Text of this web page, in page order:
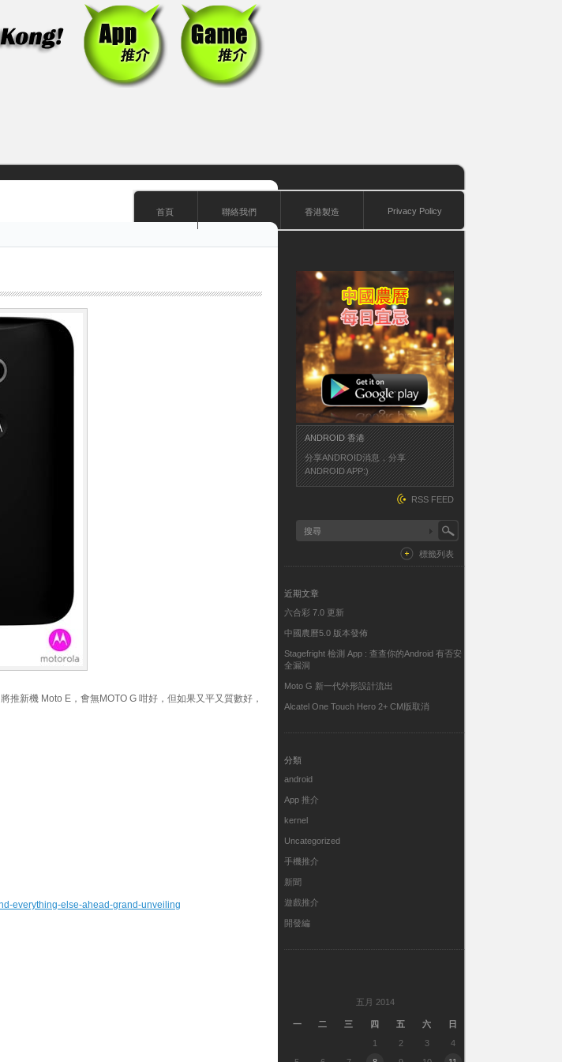
首頁 聯絡我們 香港製造 Privacy Policy
新機 Moto E，㑹無MOTO G 咁好，但如果又平又質數好，
everything-else-ahead-grand-unveiling
ANDROID 香港
分享ANDROID消息，分享
ANDROID APP:)
RSS FEED
標籤列表
近期文章
六合彩 7.0 更新
中國農曆5.0 版本發佈
Stagefright 檢測 App : 查查你的Android 有否安
全漏洞
Moto G 新一代外形設計流出
Alcatel One Touch Hero 2+ CM版取消
分類
android
App 推介
kernel
Uncategorized
手機推介
新聞
遊戲推介
開發編
五月 2014
一 二 三 四 五 六 日
1 2 3
4